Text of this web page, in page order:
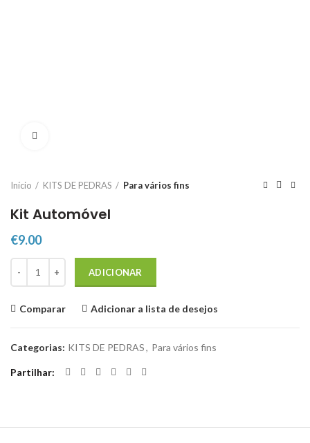
Início KITS DE PEDRAS Para vários fins
Kit Automóvel
€9.00
ADICIONAR
Comparar Adicionar a lista de desejos
Categorias: KITS DE PEDRAS, Para vários fins
Partilhar